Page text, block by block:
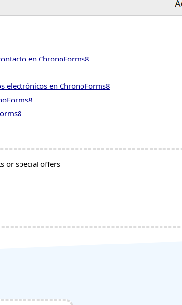
en ChronoForms8
electrónicos en ChronoForms8
or special offers.